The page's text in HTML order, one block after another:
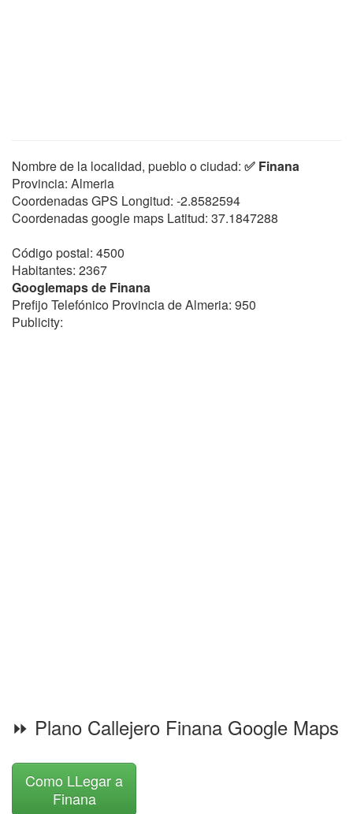
Nombre de la localidad, pueblo o ciudad: ✅ Finana
Provincia: Almeria
Coordenadas GPS Longitud: -2.8582594
Coordenadas google maps Latitud: 37.1847288
Código postal: 4500
Habitantes: 2367
Googlemaps de Finana
Prefijo Telefónico Provincia de Almeria: 950
Publicity:
⏩ Plano Callejero Finana Google Maps
Como LLegar a
Finana